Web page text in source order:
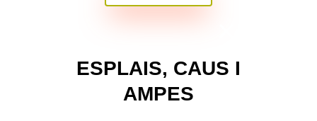
ESPLAIS, CAUS I
AMPES